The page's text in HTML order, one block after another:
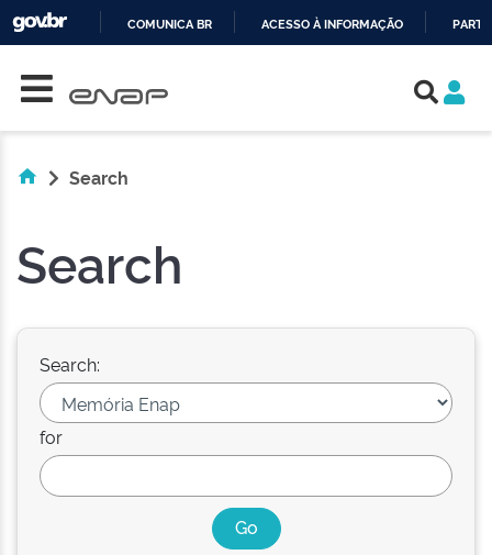
COMUNICA BR ACESSO À INFORMAÇÃO
Search
Search
Search:
for